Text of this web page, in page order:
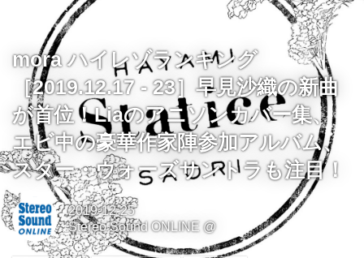
mora ハイレゾランキング
［2019.12.17 - 23］早見沙織の新曲
が首位！Liaのアニソンカバー集、
エビ中の豪華作家陣参加アルバム、
スター・ウォーズサントラも注目！
2019-12-25
Stereo Sound ONLINE @